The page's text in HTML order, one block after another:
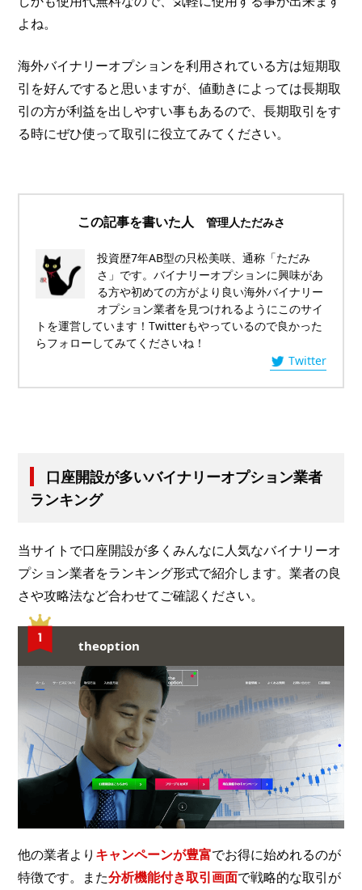
よね。
海外バイナリーオプションを利用されている方は短期取
引を好んですると思いますが、値動きによっては長期取
引の方が利益を出しやすい事もあるので、長期取引をす
る時にぜひ使って取引に役立てみてください。
この記事を書いた人 管理人ただみさ
投資歴7年AB型の只松美咲、通称「ただみ
さ」です。バイナリーオプションに興味があ
る方や初めての方がより良い海外バイナリー
オプション業者を見つけれるようにこのサイ
トを運営しています！Twitterもやっているので良かった
らフォローしてみてくださいね！
Twitter
口座開設が多いバイナリーオプション業者
ランキング
当サイトで口座開設が多くみんなに人気なバイナリーオ
プション業者をランキング形式で紹介します。業者の良
さや攻略法など合わせてご確認ください。
theoption
他の業者より キャンペーンが豊富でお得に始めれるのが
特徴です。また分析機能付き取引画面で戦略的な取引が